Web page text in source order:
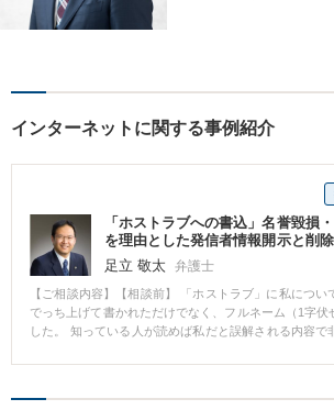
らの一歩を一緒に見つ
域密着型】
インターネットに関する事例紹介
「ホストラブへの書込」名誉毀損
を理由とした発信者情報開示と削
回収に成功。
足立 敬太 弁護士
【ご相談内容】【相談前】 「ホストラブ」に私につい
でっち上げて書かれただけでなく、フルネーム（1字伏
した。 知っている人が読めば私だと誤解される内容で
てもらえました。 最終的には弁護士費用まで相手に支